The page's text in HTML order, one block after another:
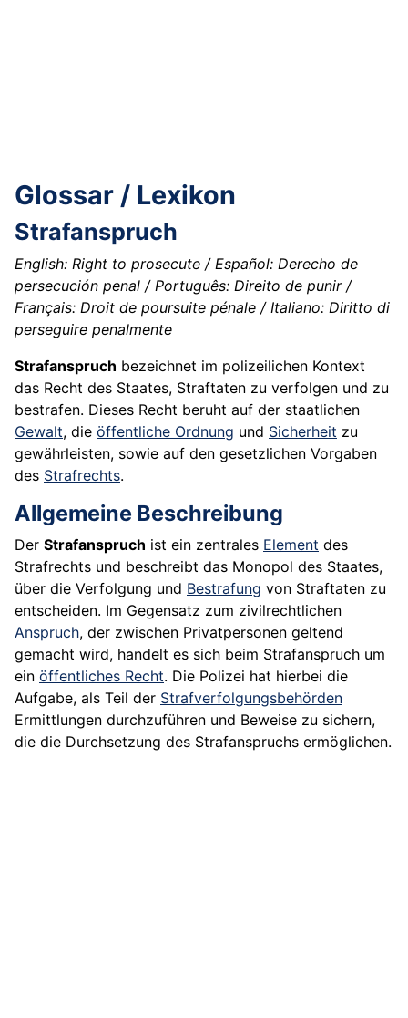
Glossar / Lexikon
Strafanspruch
English: Right to prosecute / Español: Derecho de
persecución penal / Português: Direito de punir /
Français: Droit de poursuite pénale / Italiano: Diritto di
perseguire penalmente
Strafanspruch bezeichnet im polizeilichen Kontext
das Recht des Staates, Straftaten zu verfolgen und zu
bestrafen. Dieses Recht beruht auf der staatlichen
Gewalt, die öffentliche Ordnung und Sicherheit zu
gewährleisten, sowie auf den gesetzlichen Vorgaben
des Strafrechts.
Allgemeine Beschreibung
Der Strafanspruch ist ein zentrales Element des
Strafrechts und beschreibt das Monopol des Staates,
über die Verfolgung und Bestrafung von Straftaten zu
entscheiden. Im Gegensatz zum zivilrechtlichen
Anspruch, der zwischen Privatpersonen geltend
gemacht wird, handelt es sich beim Strafanspruch um
ein öffentliches Recht. Die Polizei hat hierbei die
Aufgabe, als Teil der Strafverfolgungsbehörden
Ermittlungen durchzuführen und Beweise zu sichern,
die die Durchsetzung des Strafanspruchs ermöglichen.